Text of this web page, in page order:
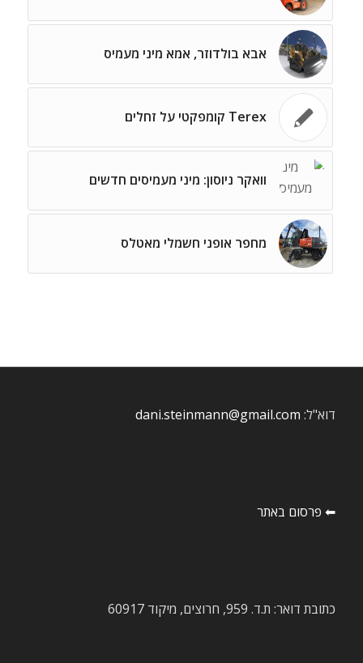
אבא בולדוזר, אמא מיני מעמיס
Terex קומפקטי על זחלים
וואקר ניוסון: מיני מעמיסים חדשים
מחפר אופני חשמלי מאטלס
דוא"ל: dani.steinmann@gmail.com
⬅ פרסום באתר
כתובת דואר: ת.ד. 959, חרוצים, מיקוד 60917